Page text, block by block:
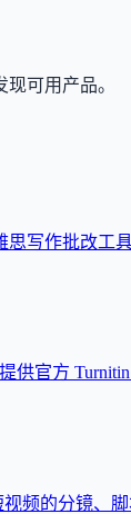
可用产品。
写作批改工
供官方
频的分镜、